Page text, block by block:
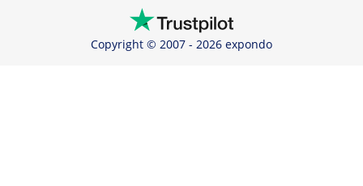
Copyright © 2007 - 2026 expondo